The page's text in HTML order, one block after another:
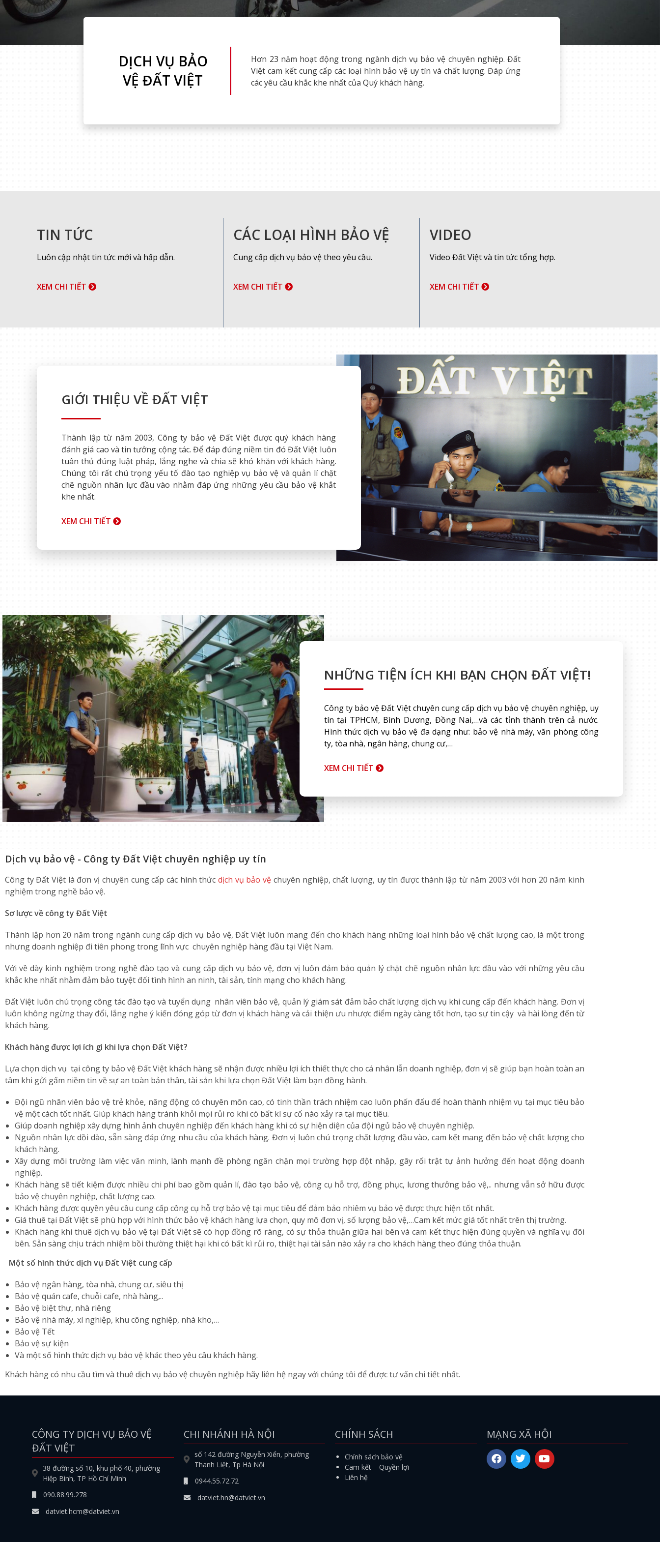
DỊCH VỤ BẢO
VỆ ĐẤT VIỆT
Hơn 23 năm hoạt động trong ngành dịch vụ bảo vệ chuyên nghiệp. Đất
Việt cam kết cung cấp các loại hình bảo vệ uy tín và chất lượng. Đáp ứng
các yêu cầu khắc khe nhất của Quý khách hàng.
TIN TỨC
Luôn cập nhật tin tức mới và hấp dẫn.
XEM CHI TIẾT
CÁC LOẠI HÌNH BẢO VỆ
Cung cấp dịch vụ bảo vệ theo yêu cầu.
XEM CHI TIẾT
VIDEO
Video Đất Việt và tin tức tổng hợp.
XEM CHI TIẾT
GIỚI THIỆU VỀ ĐẤT VIỆT
Thành lập từ năm 2003, Công ty bảo vệ Đất Việt được quý khách hàng
đánh giá cao và tin tưởng cộng tác. Để đáp đúng niềm tin đó Đất Việt luôn
tuân thủ đúng luật pháp, lắng nghe và chia sẽ khó khăn với khách hàng.
Chúng tôi rất chú trọng yếu tố đào tạo nghiệp vụ bảo vệ và quản lí chặt
chẽ nguồn nhân lực đầu vào nhằm đáp ứng những yêu cầu bảo vệ khắt
khe nhất.
XEM CHI TIẾT
NHỮNG TIỆN ÍCH KHI BẠN CHỌN ĐẤT VIỆT!
Công ty bảo vệ Đất Việt chuyên cung cấp dịch vụ bảo vệ chuyên nghiệp, uy
tín tại TPHCM, Bình Dương, Đồng Nai,…và các tỉnh thành trên cả nước.
Hình thức dịch vụ bảo vệ đa dạng như: bảo vệ nhà máy, văn phòng công
ty, tòa nhà, ngân hàng, chung cư,…
XEM CHI TIẾT
Dịch vụ bảo vệ - Công ty Đất Việt chuyên nghiệp uy tín
Công ty Đất Việt là đơn vị chuyên cung cấp các hình thứcdịch vụ bảo vệ chuyên nghiệp, chất lượng, uy tín được thành lập từ năm 2003 với hơn 20 năm kinh
nghiệm trong nghề bảo vệ.
Sơ lược về công ty Đất Việt
Thành lập hơn 20 năm trong ngành cung cấp dịch vụ bảo vệ, Đất Việt luôn mang đến cho khách hàng những loại hình bảo vệ chất lượng cao, là một trong
nhưng doanh nghiệp đi tiên phong trong lĩnh vực chuyên nghiệp hàng đầu tại Việt Nam.
Với về dày kinh nghiệm trong nghề đào tạo và cung cấp dịch vụ bảo vệ, đơn vị luôn đảm bảo quản lý chặt chẽ nguồn nhân lực đầu vào với những yêu cầu
khắc khe nhất nhằm đảm bảo tuyệt đối tình hình an ninh, tài sản, tính mạng cho khách hàng.
Đất Việt luôn chú trọng công tác đào tạo và tuyển dụng nhân viên bảo vệ, quản lý giám sát đảm bảo chất lượng dịch vụ khi cung cấp đến khách hàng. Đơn vị
luôn không ngừng thay đổi, lắng nghe ý kiến đóng góp từ đơn vị khách hàng và cải thiện ưu nhược điểm ngày càng tốt hơn, tạo sự tin cậy và hài lòng đến từ
khách hàng.
Khách hàng được lợi ích gì khi lựa chọn Đất Việt?
Lựa chọn dịch vụ tại công ty bảo vệ Đất Việt khách hàng sẽ nhận được nhiều lợi ích thiết thực cho cá nhân lẫn doanh nghiệp, đơn vị sẽ giúp bạn hoàn toàn an
tâm khi gửi gấm niềm tin về sự an toàn bản thân, tài sản khi lựa chọn Đất Việt làm bạn đồng hành.
Đội ngũ nhân viên bảo vệ trẻ khỏe, năng động có chuyên môn cao, có tinh thần trách nhiệm cao luôn phấn đấu để hoàn thành nhiệm vụ tại mục tiêu bảo
vệ một cách tốt nhất. Giúp khách hàng tránh khỏi mọi rủi ro khi có bất kì sự cố nào xảy ra tại mục tiêu.
Giúp doanh nghiệp xây dựng hình ảnh chuyên nghiệp đến khách hàng khi có sự hiện diện của đội ngủ bảo vệ chuyên nghiệp.
Nguồn nhân lực dồi dào, sẵn sàng đáp ứng nhu cầu của khách hàng. Đơn vị luôn chú trọng chất lượng đầu vào, cam kết mang đến bảo vệ chất lượng cho
khách hàng.
Xây dựng môi trường làm việc văn minh, lành mạnh đề phòng ngăn chặn mọi trường hợp đột nhập, gây rối trật tự ảnh hưởng đến hoạt động doanh
nghiệp.
Khách hàng sẽ tiết kiệm được nhiều chi phí bao gồm quản lí, đào tạo bảo vệ, công cụ hỗ trợ, đồng phục, lương thưởng bảo vệ,.. nhưng vẫn sở hữu được
bảo vệ chuyên nghiệp, chất lượng cao.
Khách hàng được quyền yêu cầu cung cấp công cụ hỗ trợ bảo vệ tại mục tiêu để đảm bảo nhiêm vụ bảo vệ được thực hiện tốt nhất.
Giá thuê tại Đất Việt sẽ phù hợp với hình thức bảo vệ khách hàng lựa chọn, quy mô đơn vị, số lượng bảo vệ,…Cam kết mức giá tốt nhất trên thị trường.
Khách hàng khi thuê dịch vụ bảo vệ tại Đất Việt sẽ có hợp đồng rõ ràng, có sự thỏa thuận giữa hai bên và cam kết thực hiện đúng quyền và nghĩa vụ đôi
bên. Sẵn sàng chịu trách nhiệm bồi thường thiệt hại khi có bất kì rủi ro, thiệt hại tài sản nào xảy ra cho khách hàng theo đúng thỏa thuận.
Một số hình thức dịch vụ Đất Việt cung cấp
Bảo vệ ngân hàng, tòa nhà, chung cư, siêu thị
Bảo vệ quán cafe, chuỗi cafe, nhà hàng,..
Bảo vệ biệt thự, nhà riêng
Bảo vệ nhà máy, xí nghiệp, khu công nghiệp, nhà kho,…
Bảo vệ Tết
Bảo vệ sự kiện
Và một số hình thức dịch vụ bảo vệ khác theo yêu câu khách hàng.
Khách hàng có nhu cầu tìm và thuê dịch vụ bảo vệ chuyên nghiệp hãy liên hệ ngay với chúng tôi để được tư vấn chi tiết nhất.
CÔNG TY DỊCH VỤ BẢO VỆ
ĐẤT VIỆT
38 đường số 10, khu phố 40, phường
Hiệp Bình, TP Hồ Chí Minh
090.88.99.278
datviet.hcm@datviet.vn
CHI NHÁNH HÀ NỘI
số 142 đường Nguyễn Xiển, phường
Thanh Liệt, Tp Hà Nội
0944.55.72.72
datviet.hn@datviet.vn
CHÍNH SÁCH
Chính sách bảo vệ
Cam kết – Quyền lợi
Liên hệ
MẠNG XÃ HỘI